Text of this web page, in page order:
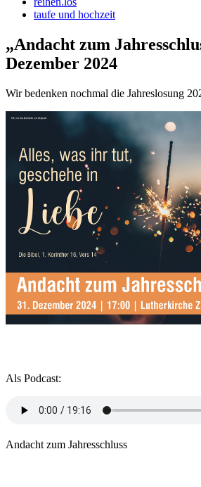
taufe und hochzeit
„Andacht zum
Dezember 2024
Wir bedenken nochmal die Jahreslosung
Als Podcast:
Andacht zum Jahresschluss